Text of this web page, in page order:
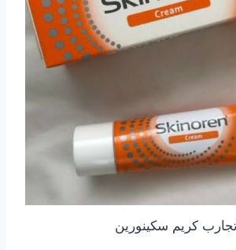
كريم سكينورين